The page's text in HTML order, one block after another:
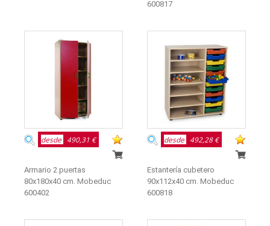
600817
desde 490,31 €
Armario 2 puertas
80x180x40 cm. Mobeduc
600402
desde 492,28 €
Estantería cubetero
90x112x40 cm. Mobeduc
600818